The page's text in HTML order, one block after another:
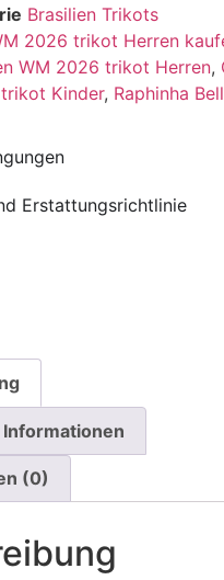
Brasilien Trikots
2026 trikot Herren
WM 2026 trikot Herren,
Kinder, Raphinha
Erstattungsrichtlinie
(0)